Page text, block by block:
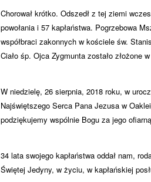
Chorował krótko. Odszedł z tej ziemi
powołania i 57 kapłaństwa. Pogrzebowa
współbraci zakonnych w kościele św.
Ciało śp. Ojca Zygmunta zostało złożone
W niedzielę, 26 sierpnia, 2018 roku, w
Najświętszego Serca Pana Jezusa w
podziękujemy wspólnie Bogu za jego
34 lata swojego kapłaństwa oddał nam,
Świętej Jedyny, w życiu, w kapłańskiej